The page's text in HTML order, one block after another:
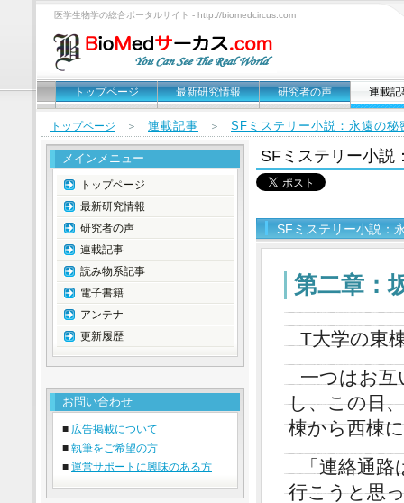
医学生物学の総合ポータルサイト - http://biomedcircus.com
トップページ 最新研究情報 研究者の声 連載記
トップページ ＞ 連載記事 ＞ SFミステリー小説：永遠の秘
SFミステリー小説
SFミステリー小説：
第二章：
T大学の東
一つはお
し、この日
棟から西棟
「連絡通
行こうと思
メインメニュー
トップページ
最新研究情報
研究者の声
連載記事
読み物系記事
電子書籍
アンテナ
更新履歴
お問い合わせ
■ 広告掲載について
■ 執筆をご希望の方
■ 運営サポートに興味のある方